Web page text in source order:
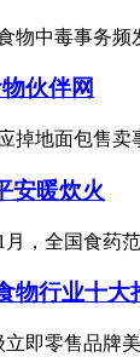
物中毒事务
伙伴网
掉地面包售卖
安暖炊火
月，全国食药
物行业十大
立即零售品牌